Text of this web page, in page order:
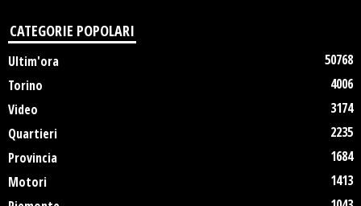
CATEGORIE POPOLARI
Ultim'ora
50768
Torino
4006
Video
3174
Quartieri
2235
Provincia
1684
Motori
1413